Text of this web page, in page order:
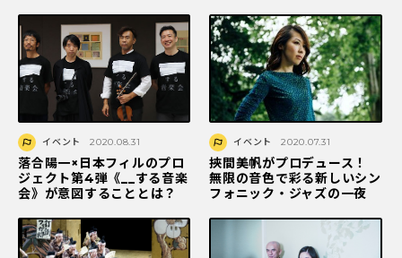
イベント 2020.08.31
落合陽一×日本フィルのプロ
ジェクト第4弾《__する音楽
会》が意図することとは？
イベント 2020.07.31
挾間美帆がプロデュース！
無限の音色で彩る新しいシン
フォニック・ジャズの一夜